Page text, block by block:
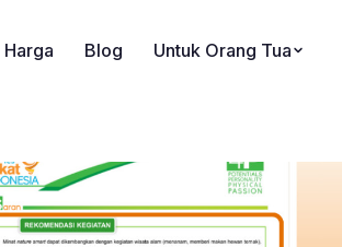
Harga Blog Untuk Orang Tua